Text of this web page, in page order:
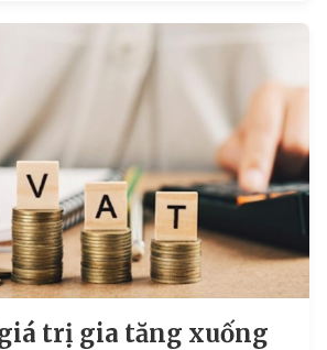
trị gia tăng xuống